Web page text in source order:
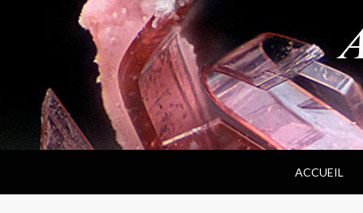
ANPF
Association Nantaise Pierres et Fossiles
ACCUEIL